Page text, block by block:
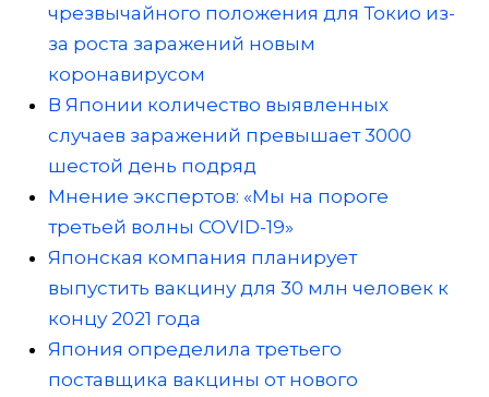
чрезвычайного положения для Токио из-
за роста заражений новым
коронавирусом
В Японии количество выявленных
случаев заражений превышает 3000
шестой день подряд
Мнение экспертов: «Мы на пороге
третьей волны COVID-19»
Японская компания планирует
выпустить вакцину для 30 млн человек к
концу 2021 года
Япония определила третьего
поставщика вакцины от нового